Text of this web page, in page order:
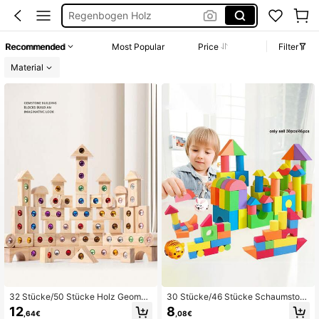
Holzspielzeug Set
Recommended Most Popular Price
Filter
Material
32 Stücke/50 Stücke Holz Geometr
ische Edelsteine Bausteine - Lernp
uzzle Spielzeug, perfekte Weihnac
12,64€
30 Stücke/46 Stücke Schaumstoff
-Bausteine, kreatives pädagogisch
es EVA-Schaumstoff-Ziegel-Spiels
8,08€